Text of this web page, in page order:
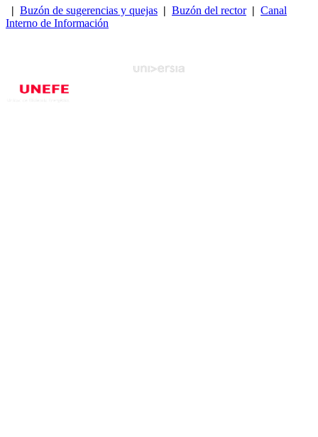
| Buzón de sugerencias y quejas | Buzón del rector| Canal
Interno de Información